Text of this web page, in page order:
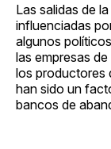
Las salidas de
influenciadas
algunos
las empresas
los productores
han sido un
bancos de